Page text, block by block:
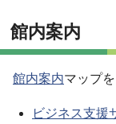
館内案内
館内案内マップ
ビジネス支援